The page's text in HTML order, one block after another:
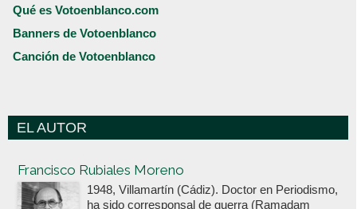
Qué es Votoenblanco.com
Banners de Votoenblanco
Canción de Votoenblanco
EL AUTOR
Francisco Rubiales Moreno
1948, Villamartín (Cádiz). Doctor en Periodismo,
ha sido corresponsal de guerra (Ramadam